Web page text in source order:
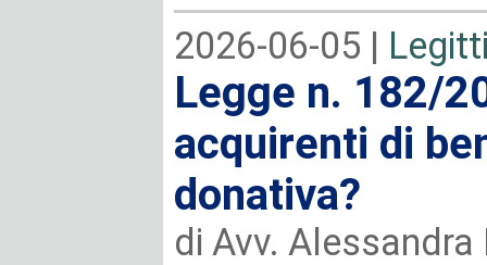
2026-06-05 |
Legge n. 182/
acquirenti di
donativa?
di Avv. Alessandra